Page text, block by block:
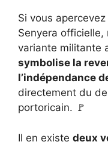
Si vous
Senyera officielle,
variante militante
symbolise la
l’indépendance
directement du
portoricain. 🚩
Il en existe deux